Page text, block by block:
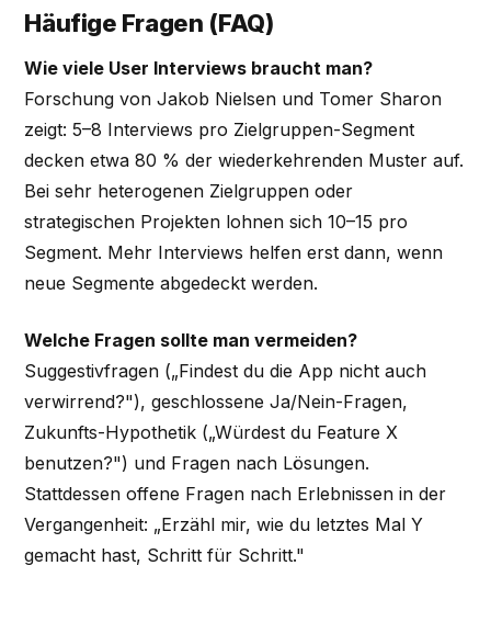
Häufige Fragen (FAQ)
Wie viele User Interviews braucht man?
Forschung von Jakob Nielsen und Tomer Sharon
zeigt: 5–8 Interviews pro Zielgruppen-Segment
decken etwa 80 % der wiederkehrenden Muster auf.
Bei sehr heterogenen Zielgruppen oder
strategischen Projekten lohnen sich 10–15 pro
Segment. Mehr Interviews helfen erst dann, wenn
neue Segmente abgedeckt werden.
Welche Fragen sollte man vermeiden?
Suggestivfragen („Findest du die App nicht auch
verwirrend?"), geschlossene Ja/Nein-Fragen,
Zukunfts-Hypothetik („Würdest du Feature X
benutzen?") und Fragen nach Lösungen.
Stattdessen offene Fragen nach Erlebnissen in der
Vergangenheit: „Erzähl mir, wie du letztes Mal Y
gemacht hast, Schritt für Schritt."